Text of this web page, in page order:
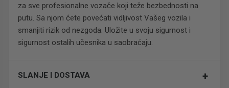
za sve profesionalne vozače koji teže bezbednosti na
putu. Sa njom ćete povećati vidljivost Vašeg vozila i
smanjiti rizik od nezgoda. Uložite u svoju sigurnost i
sigurnost ostalih učesnika u saobraćaju.
SLANJE I DOSTAVA +